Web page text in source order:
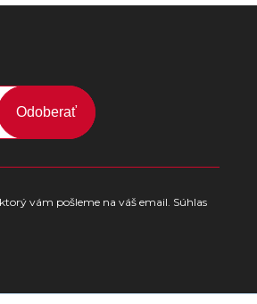
Odoberať
vám pošleme na váš email. Súhlas